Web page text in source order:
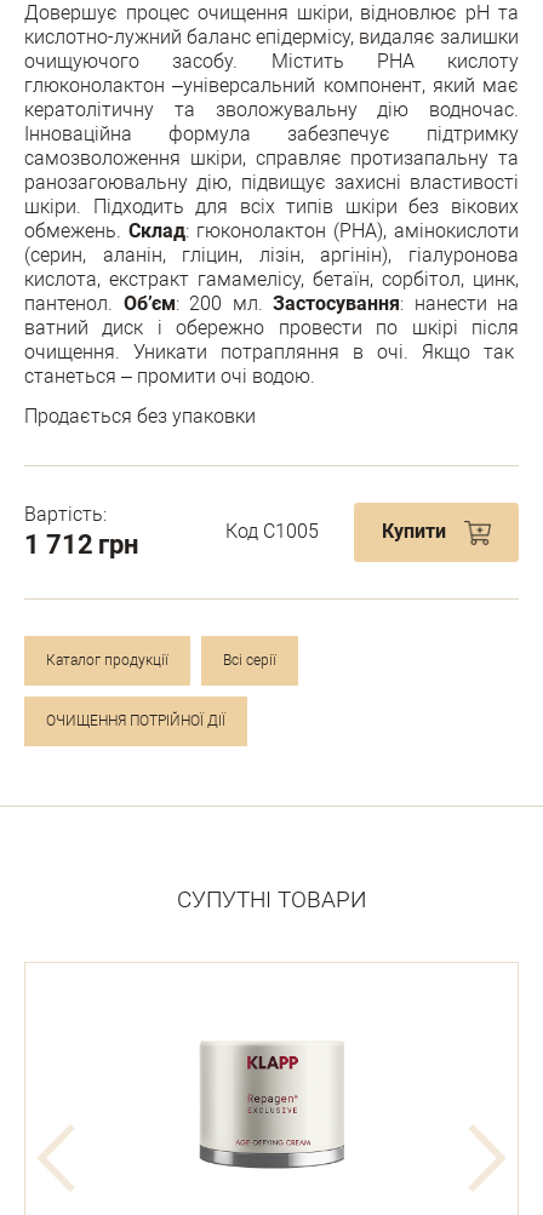
Довершує процес очищення шкіри, відновлює рН та
кислотно-лужний баланс епідермісу, видаляє залишки
очищуючого засобу. Містить PHA кислоту
глюконолактон –універсальний компонент, який має
кератолітичну та зволожувальну дію водночас.
Інноваційна формула забезпечує підтримку
самозволоження шкіри, справляє протизапальну та
ранозагоювальну дію, підвищує захисні властивості
шкіри. Підходить для всіх типів шкіри без вікових
обмежень. Склад: гюконолактон (РНА), амінокислоти
(серин, аланін, гліцин, лізін, аргінін), гіалуронова
кислота, екстракт гамамелісу, бетаїн, сорбітол, цинк,
пантенол. Об’єм: 200 мл. Застосування: нанести на
ватний диск і обережно провести по шкірі після
очищення. Уникати потрапляння в очі. Якщо так
станеться – промити очі водою.
Продається без упаковки
Вартість:
1 712 грн Код С1005 Купити
Каталог продукції Всі серії
ОЧИЩЕННЯ ПОТРІЙНОЇ ДІЇ
СУПУТНІ ТОВАРИ